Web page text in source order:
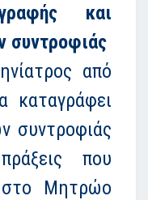
και
συντροφιάς
από
καταγράφει
συντροφιάς
που
στο Μητρώο